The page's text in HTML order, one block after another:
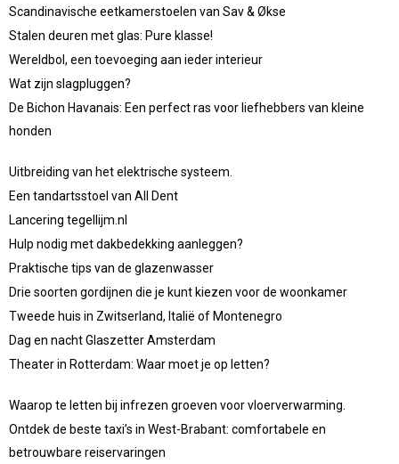
Scandinavische eetkamerstoelen van Sav & Økse
Stalen deuren met glas: Pure klasse!
Wereldbol, een toevoeging aan ieder interieur
Wat zijn slagpluggen?
De Bichon Havanais: Een perfect ras voor liefhebbers van kleine
honden
Uitbreiding van het elektrische systeem.
Een tandartsstoel van All Dent
Lancering tegellijm.nl
Hulp nodig met dakbedekking aanleggen?
Praktische tips van de glazenwasser
Drie soorten gordijnen die je kunt kiezen voor de woonkamer
Tweede huis in Zwitserland, Italië of Montenegro
Dag en nacht Glaszetter Amsterdam
Theater in Rotterdam: Waar moet je op letten?
Waarop te letten bij infrezen groeven voor vloerverwarming.
Ontdek de beste taxi’s in West-Brabant: comfortabele en
betrouwbare reiservaringen